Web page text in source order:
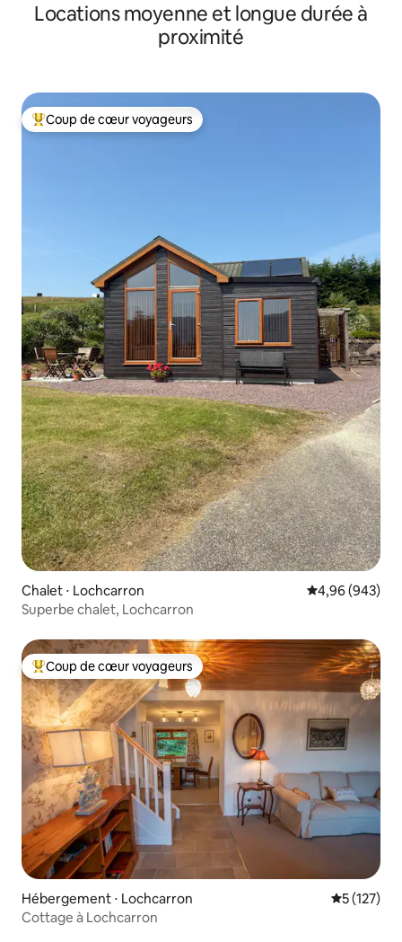
Locations moyenne et longue durée à
proximité
Coups de cœur voyageurs les plus appréciés
Coup de cœur voyageurs
Chalet ⋅ Lochcarron Évaluation
4,96 (943)
Superbe chalet, Lochcarron
Coups de cœur voyageurs les plus appréciés
Coup de cœur voyageurs
Hébergement ⋅ Lochcarron Évaluation
5 (127)
Cottage à Lochcarron